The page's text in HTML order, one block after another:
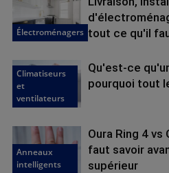
Électroménagers tout ce qu'il
Climatiseurs
et
ventilateurs
Qu'est-ce
pourquoi tout
Anneaux
intelligents
Oura Ring 4 vs
faut savoir
supérieur